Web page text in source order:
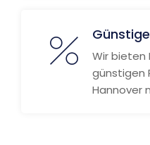
Wir bieten
günstigen
Hannover